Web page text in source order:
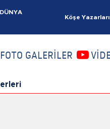
DÜNYA
Köşe Yazarları
FOTO GALERİLER